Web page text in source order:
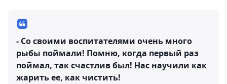
- Со своими воспитателями очень много
рыбы поймали! Помню, когда первый раз
поймал, так счастлив был! Нас научили как
жарить ее, как чистить!